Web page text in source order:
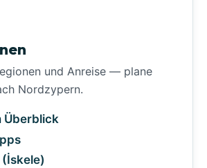
und Anreise — plane
Nordzypern.
Überblick